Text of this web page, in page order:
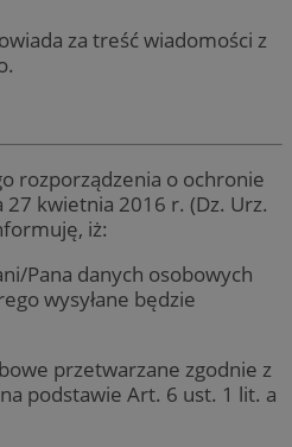
za treść wiadomości z
rozporządzenia o ochronie
kwietnia 2016 r. (Dz. Urz.
iż:
Pana danych osobowych
wysyłane będzie
przetwarzane zgodnie z
podstawie Art. 6 ust. 1 lit. a